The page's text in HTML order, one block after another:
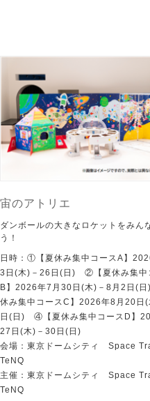
宙のアトリエ
ダンボールの大きなロケットをみん
う！
日時：①【夏休み集中コースA】
3日(木)－26日(日) ②【夏休み集中
B】2026年7月30日(木)－8月2日(
休み集中コースC】2026年8月20日(
日(日) ④【夏休み集中コースD】
27日(木)－30日(日)
会場：東京ドームシティ Space
TeNQ
主催：東京ドームシティ Space
TeNQ